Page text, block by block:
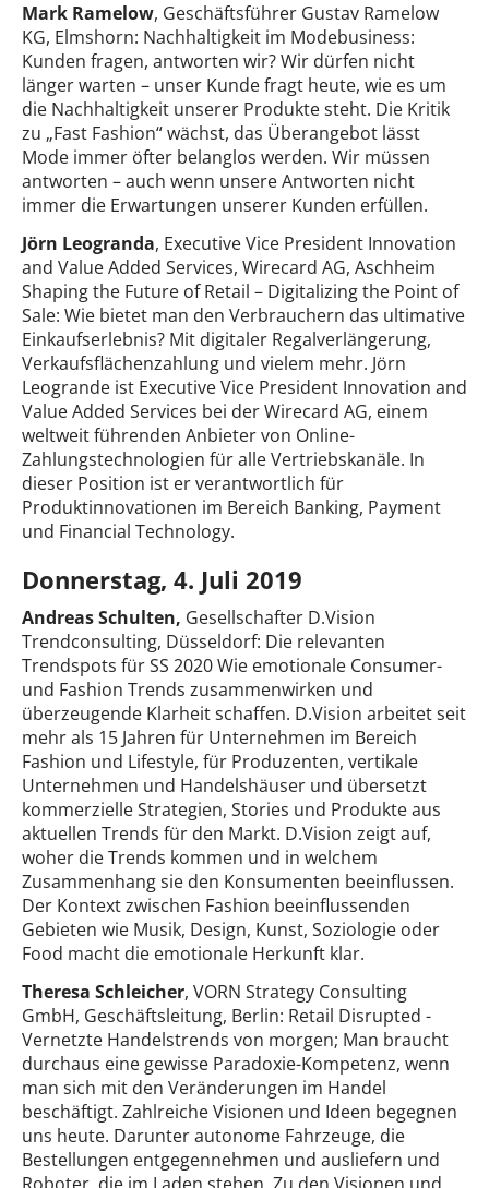
Mark Ramelow, Geschäftsführer Gustav Ramelow
KG, Elmshorn: Nachhaltigkeit im Modebusiness:
Kunden fragen, antworten wir? Wir dürfen nicht
länger warten – unser Kunde fragt heute, wie es um
die Nachhaltigkeit unserer Produkte steht. Die Kritik
zu „Fast Fashion“ wächst, das Überangebot lässt
Mode immer öfter belanglos werden. Wir müssen
antworten – auch wenn unsere Antworten nicht
immer die Erwartungen unserer Kunden erfüllen.
Jörn Leogranda, Executive Vice President Innovation
and Value Added Services, Wirecard AG, Aschheim
Shaping the Future of Retail – Digitalizing the Point of
Sale: Wie bietet man den Verbrauchern das ultimative
Einkaufserlebnis? Mit digitaler Regalverlängerung,
Verkaufsflächenzahlung und vielem mehr. Jörn
Leogrande ist Executive Vice President Innovation and
Value Added Services bei der Wirecard AG, einem
weltweit führenden Anbieter von Online-
Zahlungstechnologien für alle Vertriebskanäle. In
dieser Position ist er verantwortlich für
Produktinnovationen im Bereich Banking, Payment
und Financial Technology.
Donnerstag, 4. Juli 2019
Andreas Schulten, Gesellschafter D.Vision
Trendconsulting, Düsseldorf: Die relevanten
Trendspots für SS 2020 Wie emotionale Consumer-
und Fashion Trends zusammenwirken und
überzeugende Klarheit schaffen. D.Vision arbeitet seit
mehr als 15 Jahren für Unternehmen im Bereich
Fashion und Lifestyle, für Produzenten, vertikale
Unternehmen und Handelshäuser und übersetzt
kommerzielle Strategien, Stories und Produkte aus
aktuellen Trends für den Markt. D.Vision zeigt auf,
woher die Trends kommen und in welchem
Zusammenhang sie den Konsumenten beeinflussen.
Der Kontext zwischen Fashion beeinflussenden
Gebieten wie Musik, Design, Kunst, Soziologie oder
Food macht die emotionale Herkunft klar.
Theresa Schleicher, VORN Strategy Consulting
GmbH, Geschäftsleitung, Berlin: Retail Disrupted -
Vernetzte Handelstrends von morgen; Man braucht
durchaus eine gewisse Paradoxie-Kompetenz, wenn
man sich mit den Veränderungen im Handel
beschäftigt. Zahlreiche Visionen und Ideen begegnen
uns heute. Darunter autonome Fahrzeuge, die
Bestellungen entgegennehmen und ausliefern und